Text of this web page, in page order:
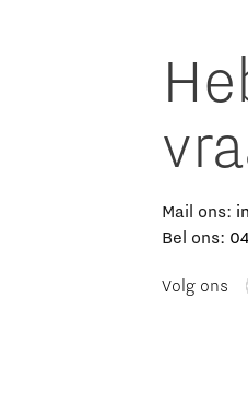
Mail ons:
Bel ons:
Volg ons